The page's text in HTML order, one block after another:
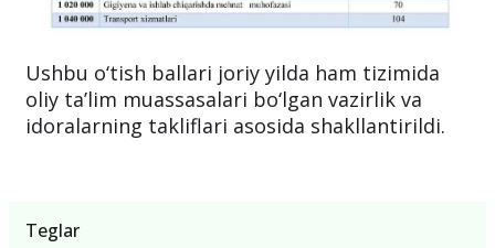
Ushbu o‘tish ballari joriy yilda ham tizimida
oliy ta’lim muassasalari bo‘lgan vazirlik va
idoralarning takliflari asosida shakllantirildi.
Teglar